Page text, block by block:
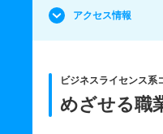
アクセス情報
ビジネスライセンス系
めざせる職